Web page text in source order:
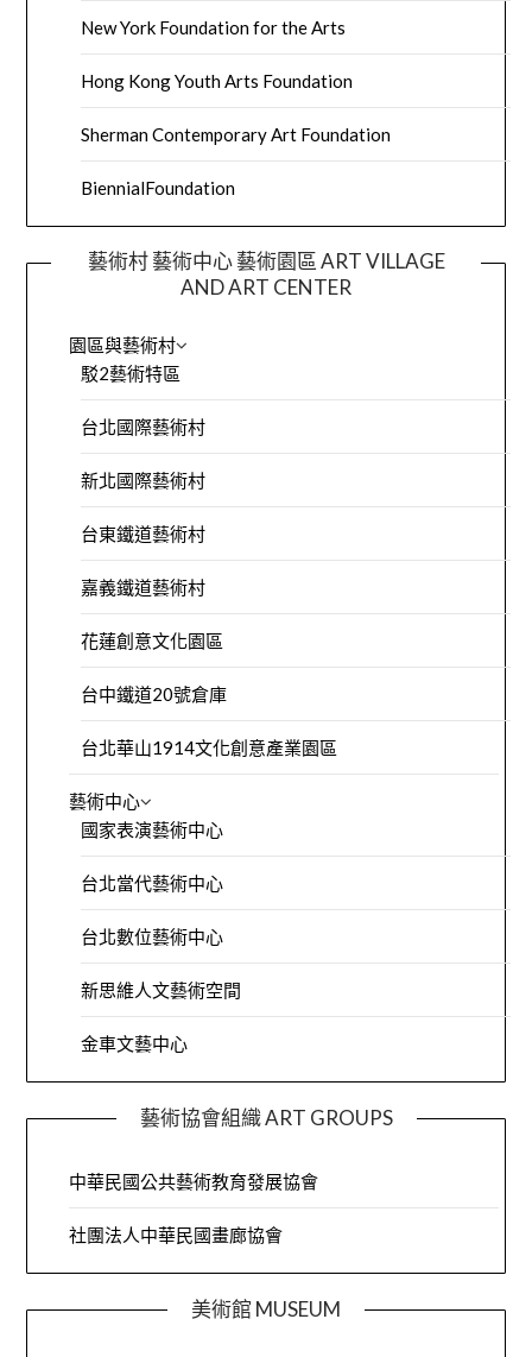
New York Foundation for the Arts
Hong Kong Youth Arts Foundation
Sherman Contemporary Art Foundation
BiennialFoundation
藝術村 藝術中心 藝術園區 ART VILLAGE
AND ART CENTER
園區與藝術村
駁2藝術特區
台北國際藝術村
新北國際藝術村
台東鐵道藝術村
嘉義鐵道藝術村
花蓮創意文化園區
台中鐵道20號倉庫
台北華山1914文化創意產業園區
藝術中心
國家表演藝術中心
台北當代藝術中心
台北數位藝術中心
新思維人文藝術空間
金車文藝中心
藝術協會組織 ART GROUPS
中華民國公共藝術教育發展協會
社團法人中華民國畫廊協會
美術館 MUSEUM